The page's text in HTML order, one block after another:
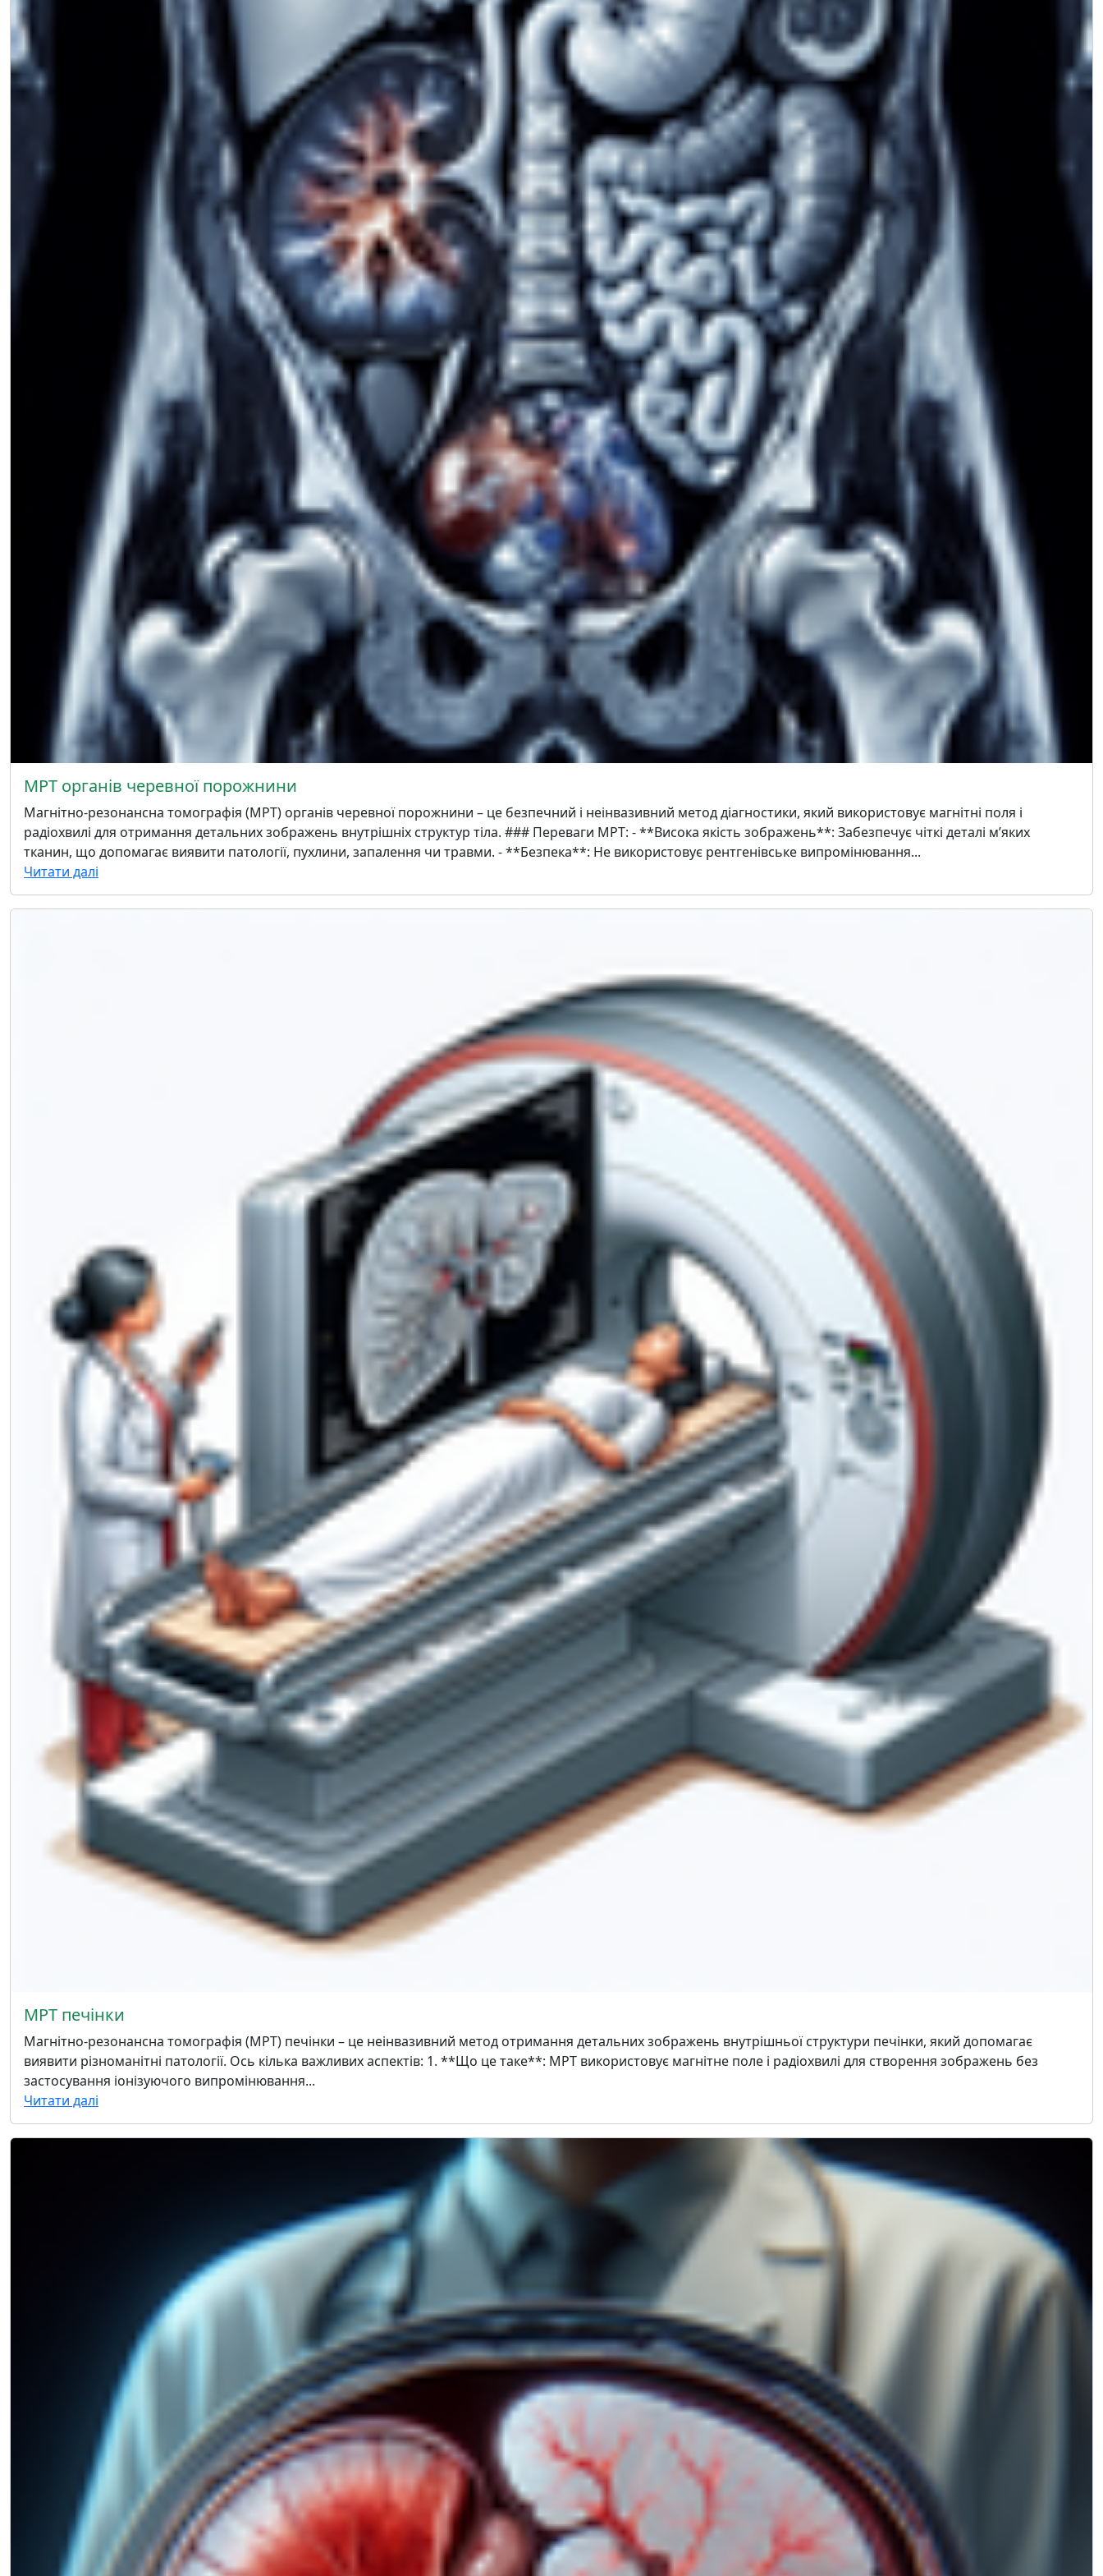
МРТ органів черевної порожнини
Магнітно-резонансна томографія (МРТ) органів черевної порожнини – це безпечний і неінвазивний метод діагностики, який використовує магнітні поля і
радіохвилі для отримання детальних зображень внутрішніх структур тіла. ### Переваги МРТ: - **Висока якість зображень**: Забезпечує чіткі деталі м’яких
тканин, що допомагає виявити патології, пухлини, запалення чи травми. - **Безпека**: Не використовує рентгенівське випромінювання...
Читати далі
МРТ печінки
Магнітно-резонансна томографія (МРТ) печінки – це неінвазивний метод отримання детальних зображень внутрішньої структури печінки, який допомагає
виявити різноманітні патології. Ось кілька важливих аспектів: 1. **Що це таке**: МРТ використовує магнітне поле і радіохвилі для створення зображень без
застосування іонізуючого випромінювання...
Читати далі